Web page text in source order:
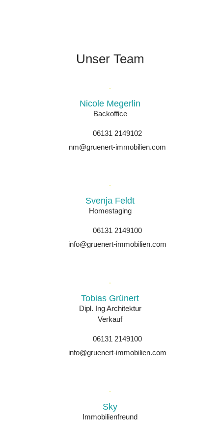
Unser Team
Nicole Megerlin
Backoffice
06131 2149102
nm@gruenert-immobilien.com
Svenja Feldt
Homestaging
06131 2149100
info@gruenert-immobilien.com
Tobias Grünert
Dipl. Ing Architektur
Verkauf
06131 2149100
info@gruenert-immobilien.com
Sky
Immobilienfreund